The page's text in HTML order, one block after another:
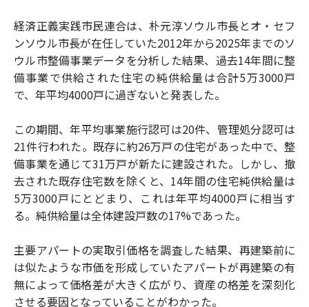
経済正義実践市民連合は、朴元淳ソウル市長とオ・セフ
ンソウル市長が在任していた2012年から2025年までのソ
ウル市整備事業データを分析した結果、過去14年間に整
備事業で供給された住宅の純供給量は合計5万3000戸
で、年平均4000戸に過ぎないと発表した。
この期間、年平均事業施行認可は20件、管理処分認可は
21件行われた。既存に約26万戸の住宅があった中で、整
備事業を通じて31万戸が新たに建設された。しかし、撤
去された既存住宅数を除くと、14年間の住宅純供給量は
5万3000戸にとどまり、これは年平均4000戸に相当す
る。純供給量は全体建設戸数の17%であった。
主要アパートの実取引価格を調査した結果、再建築前に
は似たような市価を形成していたアパートが再建築の有
無によって価格差が大きく広がり、資産の格差を深刻化
させる要因となっていることがわかった。